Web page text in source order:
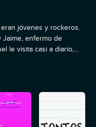
jóvenes y rockeros.
Jaime, enfermo de
le visita casi a diario,